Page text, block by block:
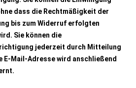
dass die Rechtmäßigkeit der
bis zum Widerruf erfolgten
Sie können die
jederzeit durch Mitteilung
E-Mail-Adresse wird anschließend